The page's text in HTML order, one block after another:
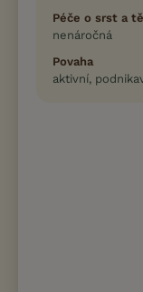
Péče o srst a
nenáročná
Povaha
aktivní,